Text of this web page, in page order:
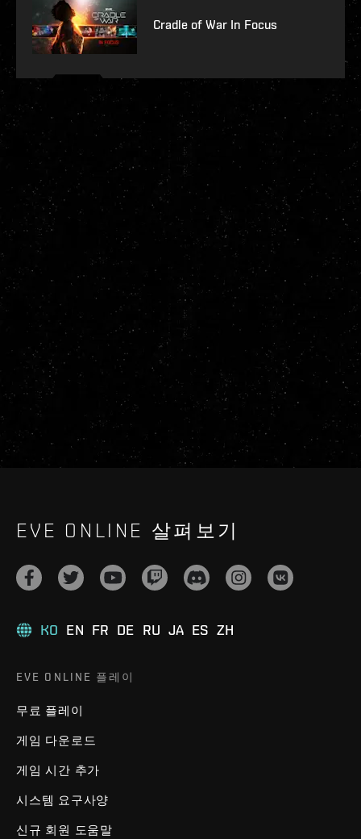
Cradle of War In Focus
EVE ONLINE 살펴보기
KO EN FR DE RU JA ES ZH
EVE ONLINE 플레이
무료 플레이
게임 다운로드
게임 시간 추가
시스템 요구사양
신규 회원 도움말